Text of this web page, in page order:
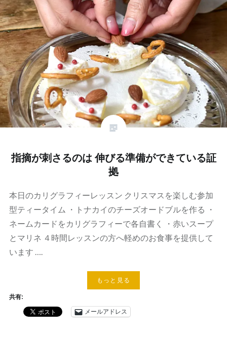
指摘が刺さるのは 伸びる準備ができている証
拠
本日のカリグラフィーレッスン クリスマスを楽しむ参加
型ティータイム ・トナカイのチーズオードブルを作る ・
ネームカードをカリグラフィーで各自書く ・赤いスープ
とマリネ ４時間レッスンの方へ軽めのお食事を提供して
います ….
もっと見る
共有:
メールアドレス